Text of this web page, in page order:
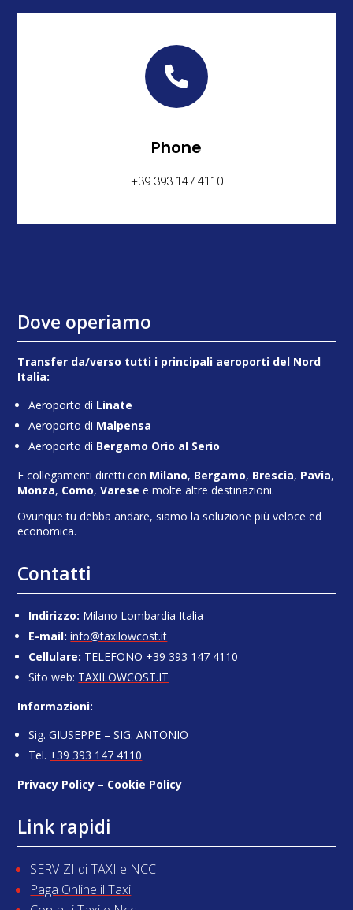

Phone
+39 393 147 4110
Dove operiamo
Transfer da/verso tutti i principali aeroporti del Nord
Italia:
Aeroporto di Linate
Aeroporto di Malpensa
Aeroporto di Bergamo Orio al Serio
E collegamenti diretti con Milano, Bergamo, Brescia, Pavia,
Monza, Como,Varese e molte altre destinazioni.
Ovunque tu debba andare, siamo la soluzione più veloce ed
economica.
Contatti
Indirizzo: Milano Lombardia Italia
E-mail: info@taxilowcost.it
Cellulare: TELEFONO +39 393 147 4110
Sito web: TAXILOWCOST.IT
Informazioni:
Sig. GIUSEPPE – SIG. ANTONIO
Tel. +39 393 147 4110
Privacy Policy – Cookie Policy
Link rapidi
SERVIZI di TAXI e NCC
Paga Online il Taxi